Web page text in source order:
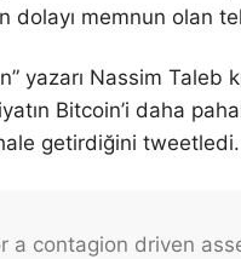
dolayı memnun olan
yazarı Nassim Taleb
Bitcoin’i daha
getirdiğini tweetledi.
a contagion driven